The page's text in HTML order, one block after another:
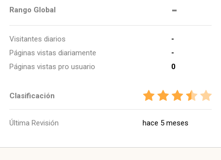
Rango Global -
Visitantes diarios
-
Páginas vistas diariamente
-
Páginas vistas pro usuario
0
Clasificación
Última Revisión hace 5 meses